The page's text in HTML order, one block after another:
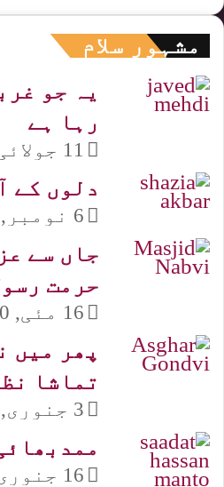
مشہور سلام
یہ جو
رہا ہے
11 جولائی, 2021
دلوں کے
6 نومبر, 2020
جاں سے
حرمت
16 مئی, 2020
پھر میں
تماشا
3 جنوری, 2020
16 جنوری, 2020